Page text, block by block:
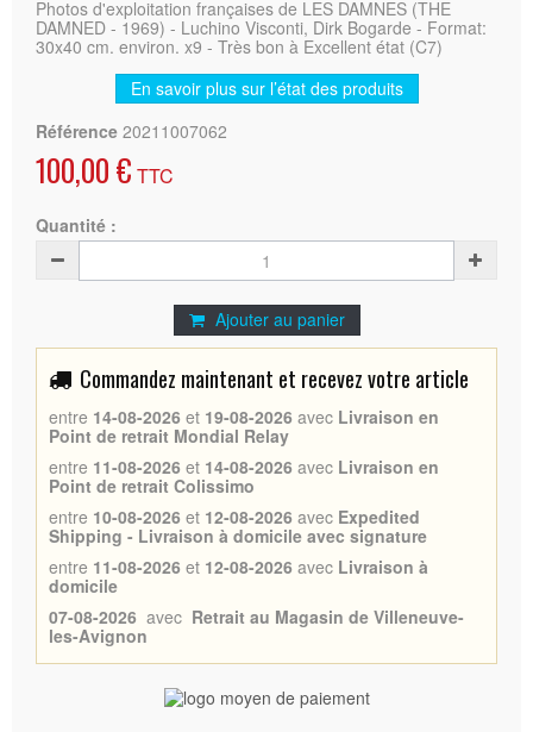
Photos d'exploitation françaises de LES DAMNES (THE
DAMNED - 1969) - Luchino Visconti, Dirk Bogarde - Format:
30x40 cm. environ. x9 - Très bon à Excellent état (C7)
En savoir plus sur l’état des produits
Référence 20211007062
100,00 € TTC
Quantité :
Ajouter au panier
Commandez maintenant et recevez votre article
entre 14-08-2026 et 19-08-2026 avec Livraison en
Point de retrait Mondial Relay
entre 11-08-2026 et 14-08-2026 avec Livraison en
Point de retrait Colissimo
entre 10-08-2026 et 12-08-2026 avec Expedited
Shipping - Livraison à domicile avec signature
entre 11-08-2026 et 12-08-2026 avec Livraison à
domicile
07-08-2026 avec Retrait au Magasin de Villeneuve-
les-Avignon